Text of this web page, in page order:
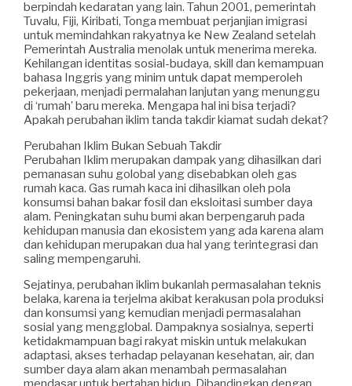
berpindah kedaratan yang lain. Tahun 2001, pemerintah
Tuvalu, Fiji, Kiribati, Tonga membuat perjanjian imigrasi
untuk memindahkan rakyatnya ke New Zealand setelah
Pemerintah Australia menolak untuk menerima mereka.
Kehilangan identitas sosial-budaya, skill dan kemampuan
bahasa Inggris yang minim untuk dapat memperoleh
pekerjaan, menjadi permalahan lanjutan yang menunggu
di ‘rumah’ baru mereka. Mengapa hal ini bisa terjadi?
Apakah perubahan iklim tanda takdir kiamat sudah dekat?
Perubahan Iklim Bukan Sebuah Takdir
Perubahan Iklim merupakan dampak yang dihasilkan dari
pemanasan suhu golobal yang disebabkan oleh gas
rumah kaca. Gas rumah kaca ini dihasilkan oleh pola
konsumsi bahan bakar fosil dan eksloitasi sumber daya
alam. Peningkatan suhu bumi akan berpengaruh pada
kehidupan manusia dan ekosistem yang ada karena alam
dan kehidupan merupakan dua hal yang terintegrasi dan
saling mempengaruhi.
Sejatinya, perubahan iklim bukanlah permasalahan teknis
belaka, karena ia terjelma akibat kerakusan pola produksi
dan konsumsi yang kemudian menjadi permasalahan
sosial yang mengglobal. Dampaknya sosialnya, seperti
ketidakmampuan bagi rakyat miskin untuk melakukan
adaptasi, akses terhadap pelayanan kesehatan, air, dan
sumber daya alam akan menambah permasalahan